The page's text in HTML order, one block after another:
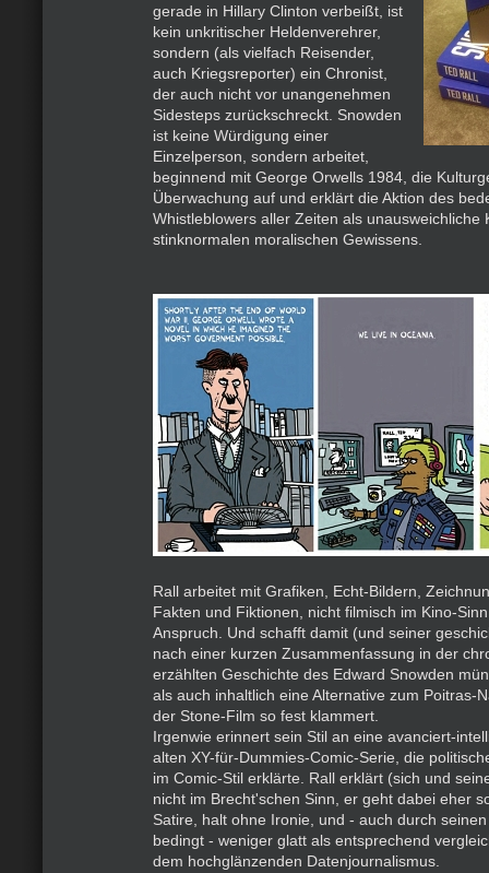
gerade in Hillary Clinton verbeißt, ist
kein unkritischer Heldenverehrer,
sondern (als vielfach Reisender,
auch Kriegsreporter) ein Chronist,
der auch nicht vor unangenehmen
Sidesteps zurückschreckt. Snowden
ist keine Würdigung einer
Einzelperson, sondern arbeitet,
beginnend mit George Orwells 1984, die
Überwachung auf und erklärt die Aktion des
Whistleblowers aller Zeiten als unausweichliche
stinknormalen moralischen Gewissens.
Rall arbeitet mit Grafiken, Echt-Bildern,
Fakten und Fiktionen, nicht filmisch im Kino-
Anspruch. Und schafft damit (und seiner
nach einer kurzen Zusammenfassung in der
erzählten Geschichte des Edward Snowden
als auch inhaltlich eine Alternative zum Poitras-
der Stone-Film so fest klammert.
Irgenwie erinnert sein Stil an eine avanciert-
alten XY-für-Dummies-Comic-Serie, die
im Comic-Stil erklärte. Rall erklärt (sich und
nicht im Brecht'schen Sinn, er geht dabei eher
Satire, halt ohne Ironie, und - auch durch
bedingt - weniger glatt als entsprechend
dem hochglänzenden Datenjournalismus.